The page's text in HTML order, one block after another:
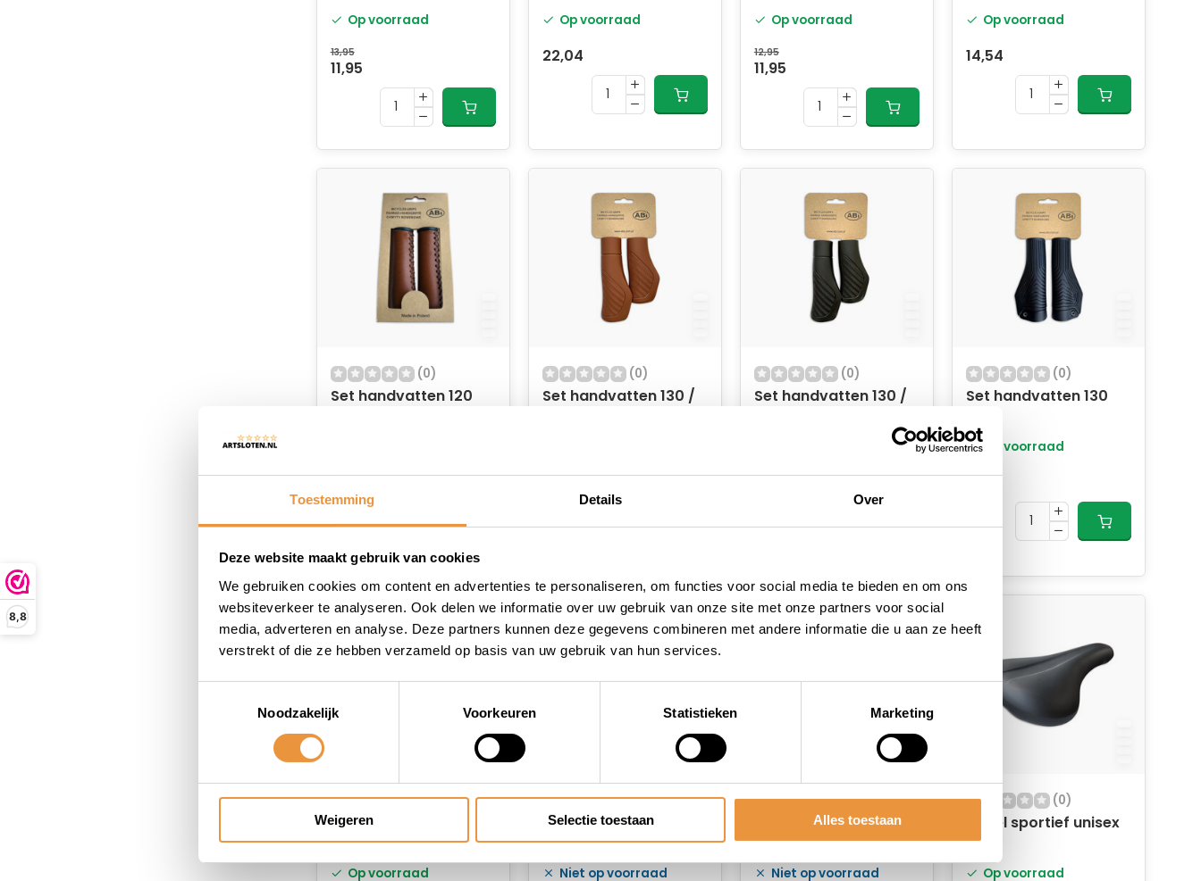
Toestemming Details Over
Deze website maakt gebruik van cookies
We gebruiken cookies om content en advertenties te personaliseren, om functies voor social media te bieden en om ons
websiteverkeer te analyseren. Ook delen we informatie over uw gebruik van onze site met onze partners voor social
media, adverteren en analyse. Deze partners kunnen deze gegevens combineren met andere informatie die u aan ze heeft
verstrekt of die ze hebben verzameld op basis van uw gebruik van hun services.
Noodzakelijk
Voorkeuren Statistieken Marketing
Weigeren Selectie toestaan Alles toestaan
8,8
Op voorraad
13,95
11,95
Op voorraad
22,04
Op voorraad
12,95
11,95
Op voorraad
14,54
(0)
Set handvatten 120
12,95
9,95
(0)
Set handvatten 130 /
11,95
(0)
Set handvatten 130 /
12,95
(0)
Set handvatten 130
Op voorraad
17,02
(0)
Set handvatten 130
mm zwart
Op voorraad
(0)
Zadel fit comfort 10
st. werkplaatsdoos
Niet op voorraad
(0)
Zadel Holland gel. 10
st. in werkplaatsdoos
Niet op voorraad
(0)
Zadel sportief unisex
Op voorraad